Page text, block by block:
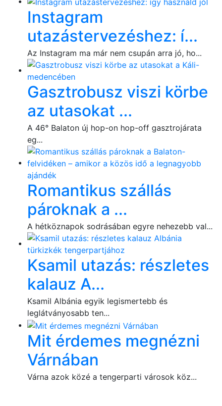
Instagram
utazástervezéshez: í...
Az Instagram ma már nem csupán arra jó, ho...
Gasztrobusz viszi körbe
az utasokat ...
A 46° Balaton új hop-on hop-off gasztrojárata
eg...
Romantikus szállás
pároknak a ...
A hétköznapok sodrásában egyre nehezebb val...
Ksamil utazás: részletes
kalauz A...
Ksamil Albánia egyik legismertebb és
leglátványosabb ten...
Mit érdemes megnézni
Várnában
Várna azok közé a tengerparti városok köz...